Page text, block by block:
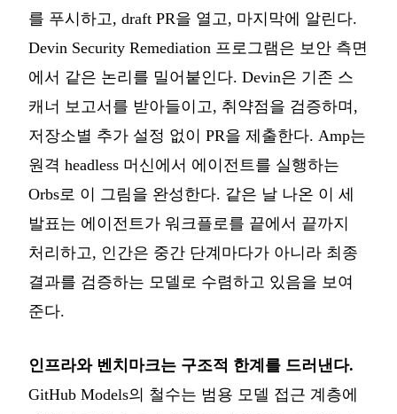
를 푸시하고, draft PR을 열고, 마지막에 알린다.
Devin Security Remediation 프로그램은 보안 측면
에서 같은 논리를 밀어붙인다. Devin은 기존 스
캐너 보고서를 받아들이고, 취약점을 검증하며,
저장소별 추가 설정 없이 PR을 제출한다. Amp는
원격 headless 머신에서 에이전트를 실행하는
Orbs로 이 그림을 완성한다. 같은 날 나온 이 세
발표는 에이전트가 워크플로를 끝에서 끝까지
처리하고, 인간은 중간 단계마다가 아니라 최종
결과를 검증하는 모델로 수렴하고 있음을 보여
준다.
인프라와 벤치마크는 구조적 한계를 드러낸다.
GitHub Models의 철수는 범용 모델 접근 계층에